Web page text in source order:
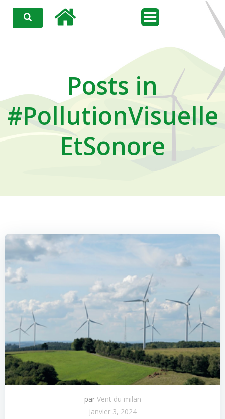
contenu
Posts in
#PollutionVisuelle
EtSonore
par Vent du milan
janvier 3, 2024